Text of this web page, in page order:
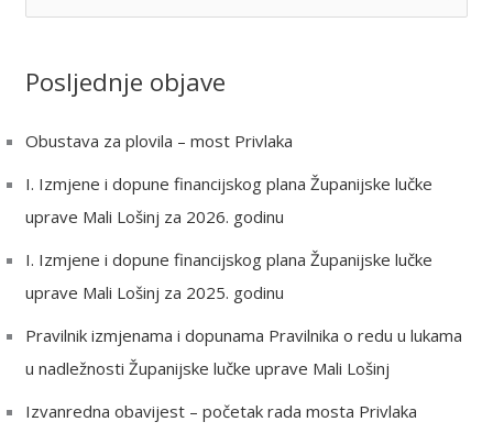
r
f
o
r
:
Posljednje objave
Obustava za plovila – most Privlaka
I. Izmjene i dopune financijskog plana Županijske lučke
uprave Mali Lošinj za 2026. godinu
I. Izmjene i dopune financijskog plana Županijske lučke
uprave Mali Lošinj za 2025. godinu
Pravilnik izmjenama i dopunama Pravilnika o redu u lukama
u nadležnosti Županijske lučke uprave Mali Lošinj
Izvanredna obavijest – početak rada mosta Privlaka